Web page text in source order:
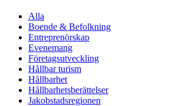
Alla
Boende & Befolkning
Entreprenörskap
Evenemang
Företagsutveckling
Hållbar turism
Hållbarhet
Hållbarhetsberättelser
Jakobstadsregionen